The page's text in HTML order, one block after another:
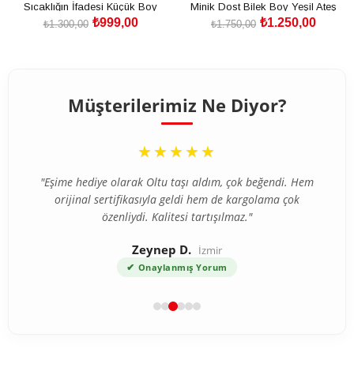
Sıcaklığın İfadesi Küçük Boy
Kırmızı Ateş Kehribar Tesbih
₺999,00
₺1.300,00
Minik Dost Bilek Boy Yeşil Ateş
Kehribar Tesbih
₺1.250,00
₺1.750,00
Müşterilerimiz Ne Diyor?
“
★★★★★
"Eşime hediye olarak Oltu taşı aldım, çok beğendi. Hem
orijinal sertifikasıyla geldi hem de kargolama çok
özenliydi. Kalitesi tartışılmaz."
Zeynep D. İzmir
✔ Onaylanmış Yorum
“
★★★★★
"İlk defa internetten tesbih aldım ve tereddütlerim vardı
ama ürün beklediğimden çok daha kaliteli çıktı. Gümüş
püskül detayı harika."
Ahmet T. Bursa
✔ Onaylanmış Yorum